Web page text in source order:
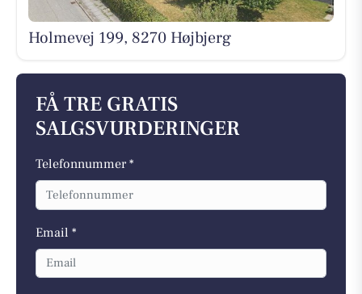
Holmevej 199, 8270 Højbjerg
FÅ TRE GRATIS
SALGSVURDERINGER
Telefonnummer *
Email *